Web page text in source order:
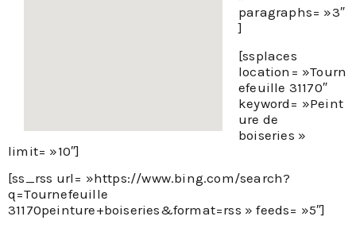
paragraphs= »3″
]
[ssplaces
location= »Tourn
efeuille 31170″
keyword= »Peint
ure de
boiseries »
limit= »10″]
[ss_rss url= »https://www.bing.com/search?
q=Tournefeuille
31170peinture+boiseries&format=rss » feeds= »5″]